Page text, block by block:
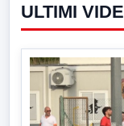
ULTIMI